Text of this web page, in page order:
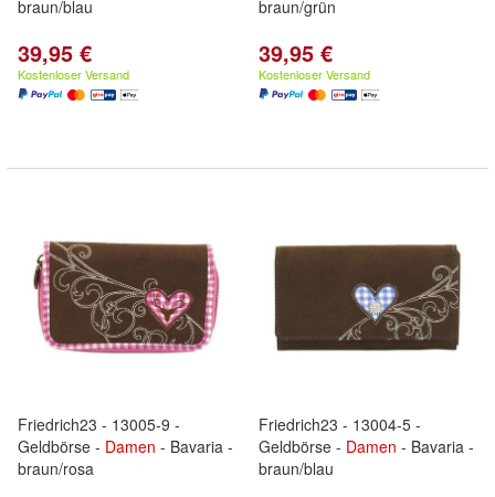
braun/blau
39,95 €
Kostenloser Versand
braun/grün
39,95 €
Kostenloser Versand
Friedrich23 - 13005-9 -
Geldbörse - Damen - Bavaria -
braun/rosa
Friedrich23 - 13004-5 -
Geldbörse - Damen - Bavaria -
braun/blau